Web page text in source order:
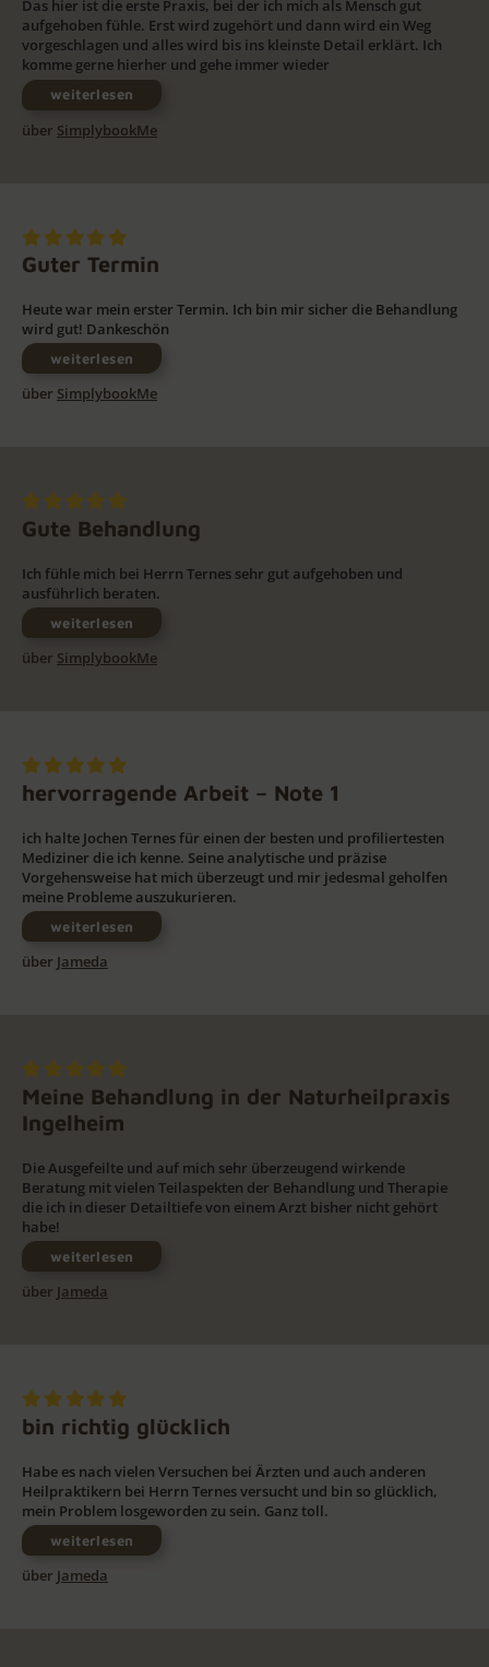
Das hier ist die erste Praxis, bei der ich mich als Mensch gut
aufgehoben fühle. Erst wird zugehört und dann wird ein Weg
vorgeschlagen und alles wird bis ins kleinste Detail erklärt. Ich
komme gerne hierher und gehe immer wieder
weiterlesen
über SimplybookMe
Guter Termin
Heute war mein erster Termin. Ich bin mir sicher die Behandlung
wird gut! Dankeschön
weiterlesen
über SimplybookMe
Gute Behandlung
Ich fühle mich bei Herrn Ternes sehr gut aufgehoben und
ausführlich beraten.
weiterlesen
über SimplybookMe
hervorragende Arbeit – Note 1
ich halte Jochen Ternes für einen der besten und profiliertesten
Mediziner die ich kenne. Seine analytische und präzise
Vorgehensweise hat mich überzeugt und mir jedesmal geholfen
meine Probleme auszukurieren.
weiterlesen
über Jameda
Meine Behandlung in der Naturheilpraxis
Ingelheim
Die Ausgefeilte und auf mich sehr überzeugend wirkende
Beratung mit vielen Teilaspekten der Behandlung und Therapie
die ich in dieser Detailtiefe von einem Arzt bisher nicht gehört
habe!
weiterlesen
über Jameda
bin richtig glücklich
Habe es nach vielen Versuchen bei Ärzten und auch anderen
Heilpraktikern bei Herrn Ternes versucht und bin so glücklich,
mein Problem losgeworden zu sein. Ganz toll.
weiterlesen
über Jameda